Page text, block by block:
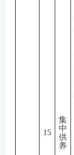
15
集
中
供
养